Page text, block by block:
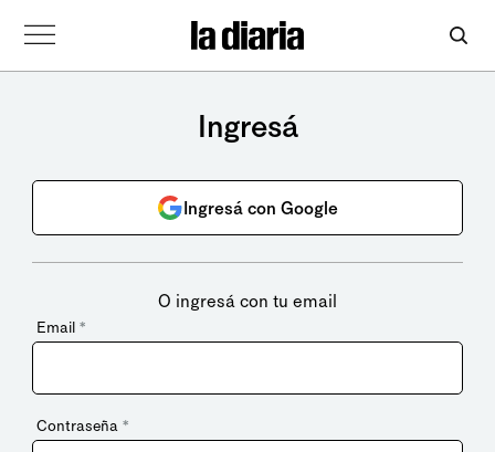
Ingresá
Ingresá con Google
O ingresá con tu email
Email *
Contraseña *